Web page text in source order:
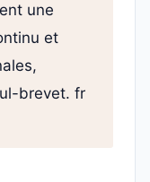
une
et
brevet. fr